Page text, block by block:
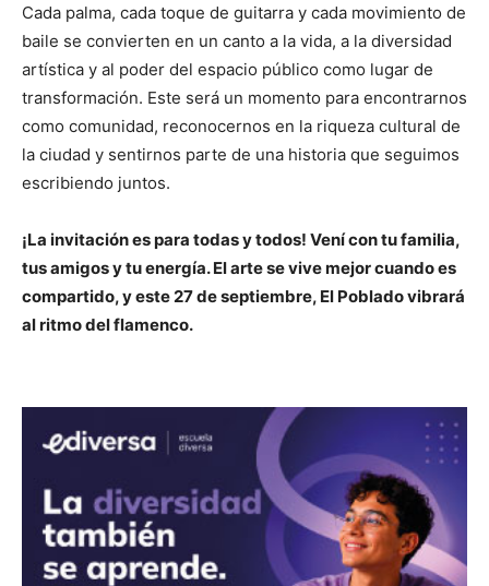
Cada palma, cada toque de guitarra y cada movimiento de
baile se convierten en un canto a la vida, a la diversidad
artística y al poder del espacio público como lugar de
transformación. Este será un momento para encontrarnos
como comunidad, reconocernos en la riqueza cultural de
la ciudad y sentirnos parte de una historia que seguimos
escribiendo juntos.
¡La invitación es para todas y todos! Vení con tu familia,
tus amigos y tu energía. El arte se vive mejor cuando es
compartido, y este 27 de septiembre, El Poblado vibrará
al ritmo del flamenco.